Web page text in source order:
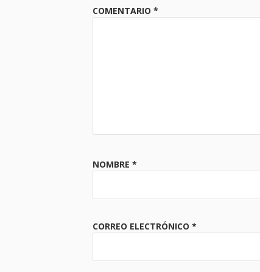
COMENTARIO *
NOMBRE *
CORREO ELECTRÓNICO *